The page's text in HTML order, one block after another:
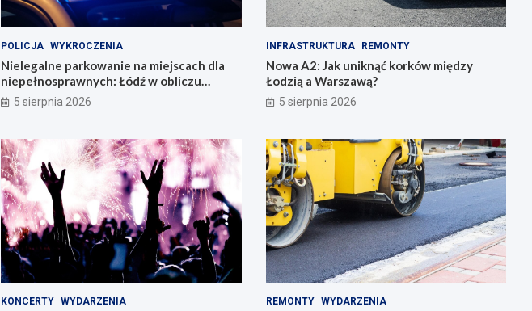
POLICJA WYKROCZENIA
Nielegalne parkowanie na miejscach dla
niepełnosprawnych: Łódź w obliczu
problemu
5 sierpnia 2026
INFRASTRUKTURA REMONTY
Nowa A2: Jak uniknąć korków między
Łodzią a Warszawą?
5 sierpnia 2026
KONCERTY WYDARZENIA REMONTY WYDARZENIA